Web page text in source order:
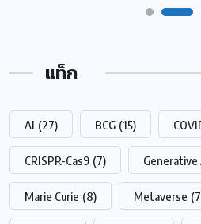
แท็ก
AI (27) BCG (15)
CRISPR-Cas9 (7) Generative
Marie Curie (8) Metaverse